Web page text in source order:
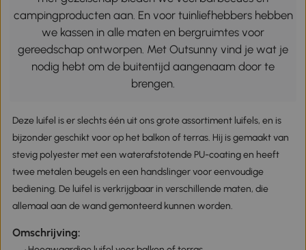
campingproducten aan. En voor tuinliefhebbers hebben
we kassen in alle maten en bergruimtes voor
gereedschap ontworpen. Met Outsunny vind je wat je
nodig hebt om de buitentijd aangenaam door te
brengen.
Deze luifel is er slechts één uit ons grote assortiment luifels, en is
bijzonder geschikt voor op het balkon of terras. Hij is gemaakt van
stevig polyester met een waterafstotende PU-coating en heeft
twee metalen beugels en een handslinger voor eenvoudige
bediening. De luifel is verkrijgbaar in verschillende maten, die
allemaal aan de wand gemonteerd kunnen worden.
Omschrijving: